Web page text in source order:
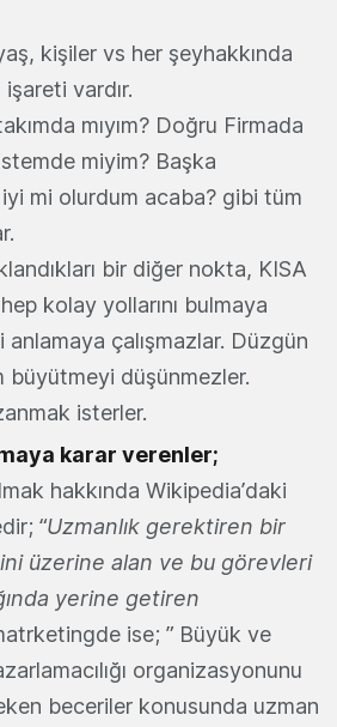
kişiler vs her şeyhakkında
vardır.
mıyım? Doğru Firmada
miyim? Başka
mi olurdum acaba? gibi tüm
bir diğer nokta, KISA
kolay yollarını bulmaya
anlamaya çalışmazlar. Düzgün
büyütmeyi düşünmezler.
isterler.
karar verenler;
hakkında Wikipedia’daki
“Uzmanlık gerektiren bir
üzerine alan ve bu görevleri
yerine getiren
ise; ” Büyük ve
organizasyonunu
beceriler konusunda uzman